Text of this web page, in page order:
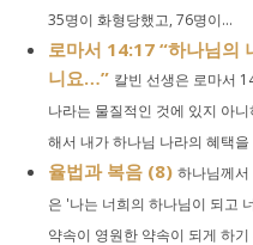
35명이 화형당했고, 76명이...
로마서 14:17 “하나님의
니요…” 칼빈 선생은 로마서
나라는 물질적인 것에 있지 아
해서 내가 하나님 나라의 혜택
율법과 복음 (8) 하나님께
은 '나는 너희의 하나님이 되고
약속이 영원한 약속이 되게 하